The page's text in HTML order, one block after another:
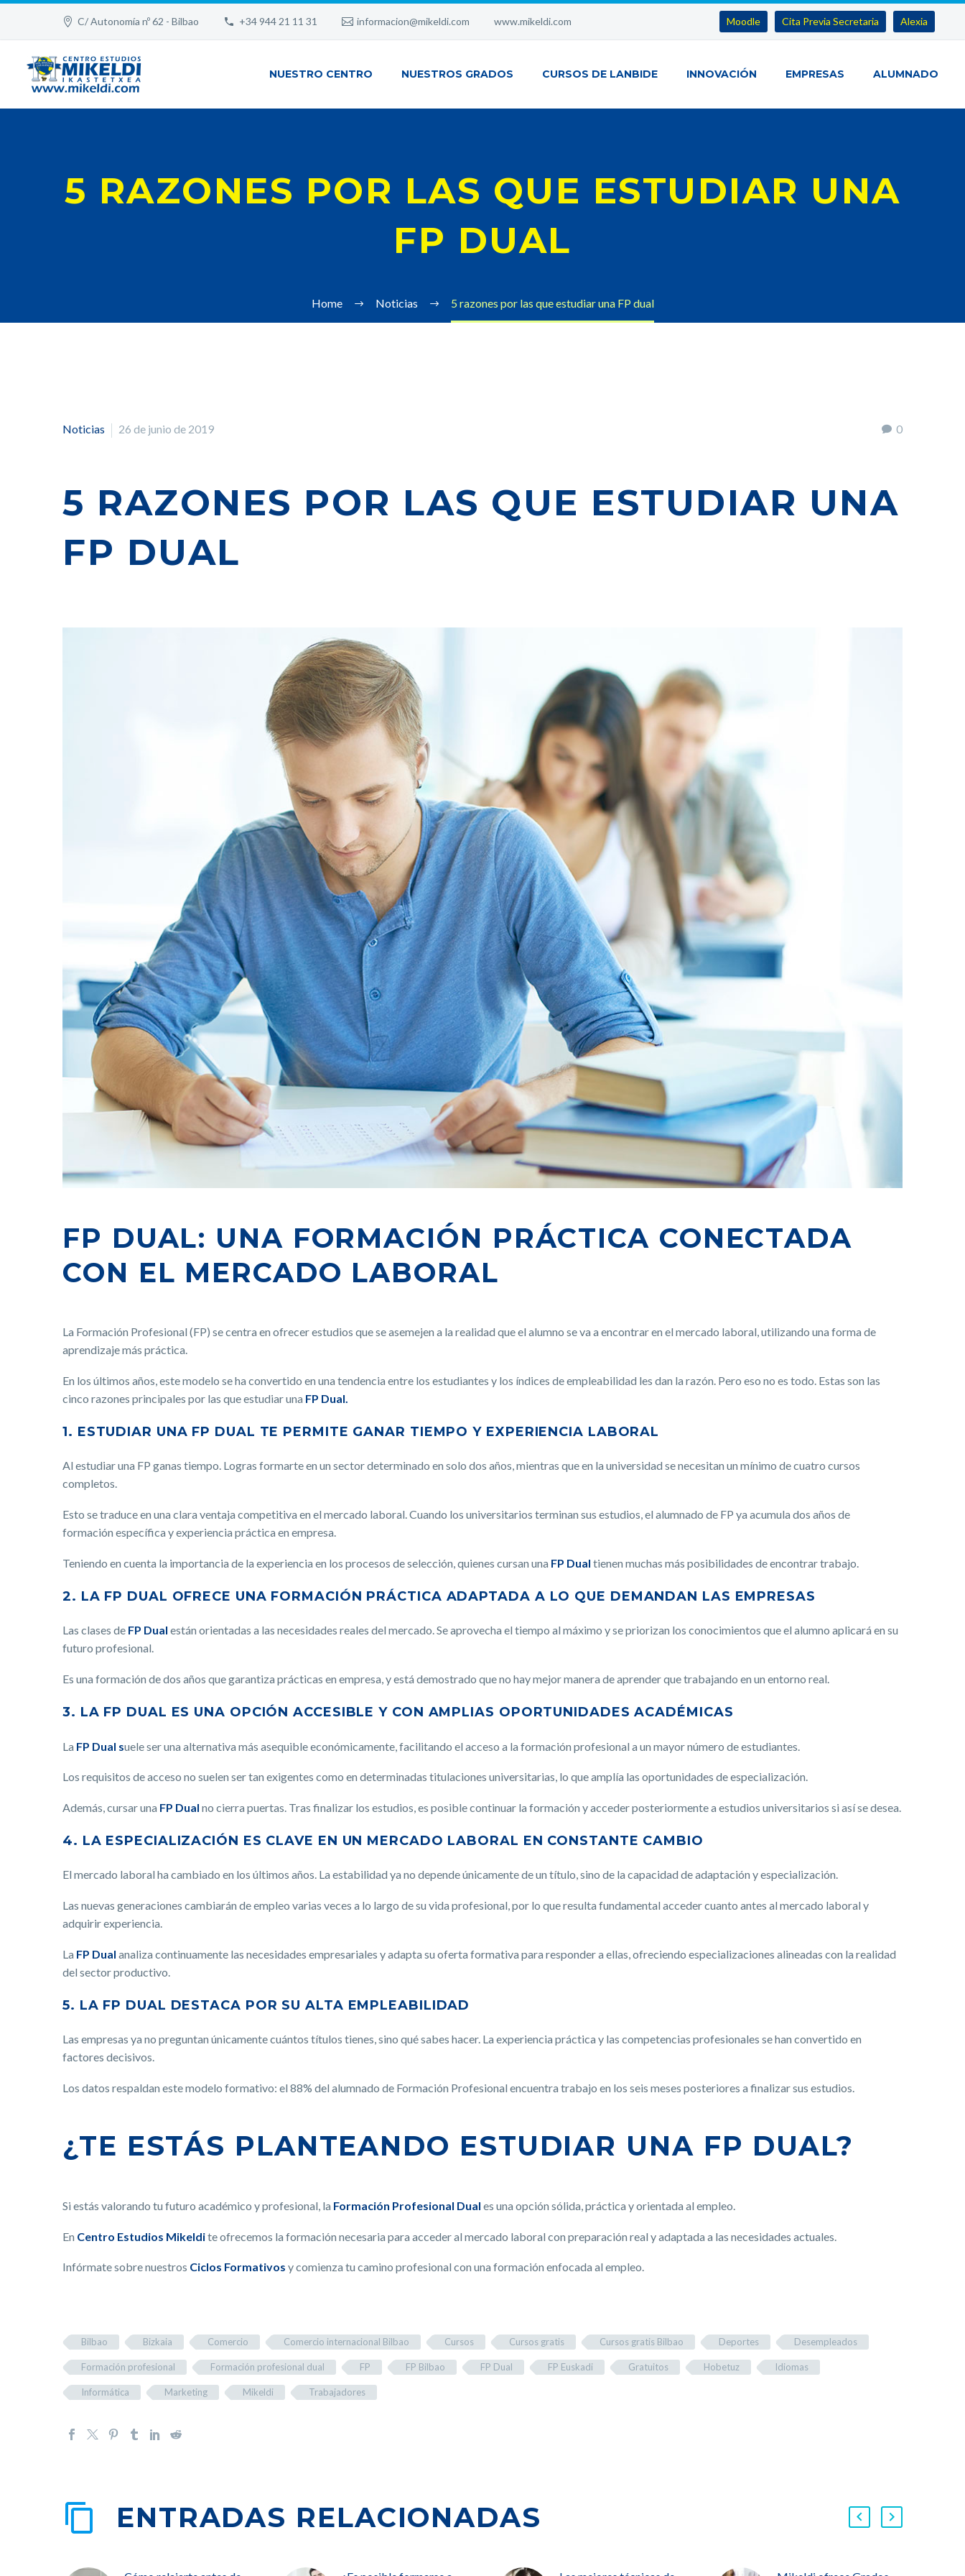
C/ Autonomía nº 62 - Bilbao +34 944 21 11 31 informacion@mikeldi.com www.mikeldi.com Moodle Cita Previa Secretaria Alexia
NUESTRO CENTRO NUESTROS GRADOS CURSOS DE LANBIDE INNOVACIÓN EMPRESAS ALUMNADO
5 RAZONES POR LAS QUE ESTUDIAR UNA
FP DUAL
Home Noticias 5 razones por las que estudiar una FP dual
0
Noticias 26 de junio de 2019
5 RAZONES POR LAS QUE ESTUDIAR UNA
FP DUAL
FP DUAL: UNA FORMACIÓN PRÁCTICA CONECTADA
CON EL MERCADO LABORAL
La Formación Profesional (FP) se centra en ofrecer estudios que se asemejen a la realidad que el alumno se va a encontrar en el mercado laboral, utilizando una forma de
aprendizaje más práctica.
En los últimos años, este modelo se ha convertido en una tendencia entre los estudiantes y los índices de empleabilidad les dan la razón. Pero eso no es todo. Estas son las
cinco razones principales por las que estudiar una FP Dual.
1. ESTUDIAR UNA FP DUAL TE PERMITE GANAR TIEMPO Y EXPERIENCIA LABORAL
Al estudiar una FP ganas tiempo. Logras formarte en un sector determinado en solo dos años, mientras que en la universidad se necesitan un mínimo de cuatro cursos
completos.
Esto se traduce en una clara ventaja competitiva en el mercado laboral. Cuando los universitarios terminan sus estudios, el alumnado de FP ya acumula dos años de
formación específica y experiencia práctica en empresa.
Teniendo en cuenta la importancia de la experiencia en los procesos de selección, quienes cursan una FP Dual tienen muchas más posibilidades de encontrar trabajo.
2. LA FP DUAL OFRECE UNA FORMACIÓN PRÁCTICA ADAPTADA A LO QUE DEMANDAN LAS EMPRESAS
Las clases de FP Dual están orientadas a las necesidades reales del mercado. Se aprovecha el tiempo al máximo y se priorizan los conocimientos que el alumno aplicará en su
futuro profesional.
Es una formación de dos años que garantiza prácticas en empresa, y está demostrado que no hay mejor manera de aprender que trabajando en un entorno real.
3. LA FP DUAL ES UNA OPCIÓN ACCESIBLE Y CON AMPLIAS OPORTUNIDADES ACADÉMICAS
La FP Dual suele ser una alternativa más asequible económicamente, facilitando el acceso a la formación profesional a un mayor número de estudiantes.
Los requisitos de acceso no suelen ser tan exigentes como en determinadas titulaciones universitarias, lo que amplía las oportunidades de especialización.
Además, cursar una FP Dual no cierra puertas. Tras finalizar los estudios, es posible continuar la formación y acceder posteriormente a estudios universitarios si así se desea.
4. LA ESPECIALIZACIÓN ES CLAVE EN UN MERCADO LABORAL EN CONSTANTE CAMBIO
El mercado laboral ha cambiado en los últimos años. La estabilidad ya no depende únicamente de un título, sino de la capacidad de adaptación y especialización.
Las nuevas generaciones cambiarán de empleo varias veces a lo largo de su vida profesional, por lo que resulta fundamental acceder cuanto antes al mercado laboral y
adquirir experiencia.
La FP Dual analiza continuamente las necesidades empresariales y adapta su oferta formativa para responder a ellas, ofreciendo especializaciones alineadas con la realidad
del sector productivo.
5. LA FP DUAL DESTACA POR SU ALTA EMPLEABILIDAD
Las empresas ya no preguntan únicamente cuántos títulos tienes, sino qué sabes hacer. La experiencia práctica y las competencias profesionales se han convertido en
factores decisivos.
Los datos respaldan este modelo formativo: el 88% del alumnado de Formación Profesional encuentra trabajo en los seis meses posteriores a finalizar sus estudios.
¿TE ESTÁS PLANTEANDO ESTUDIAR UNA FP DUAL?
Si estás valorando tu futuro académico y profesional, la Formación Profesional Dual es una opción sólida, práctica y orientada al empleo.
En Centro Estudios Mikeldite ofrecemos la formación necesaria para acceder al mercado laboral con preparación real y adaptada a las necesidades actuales.
Infórmate sobre nuestros Ciclos Formativos y comienza tu camino profesional con una formación enfocada al empleo.
Bilbao Bizkaia Comercio Comercio internacional Bilbao Cursos Cursos gratis Cursos gratis Bilbao Deportes Desempleados
Formación profesional Formación profesional dual FP FP Bilbao FP Dual FP Euskadi Gratuitos Hobetuz Idiomas
Informática Marketing Mikeldi Trabajadores
ENTRADAS RELACIONADAS